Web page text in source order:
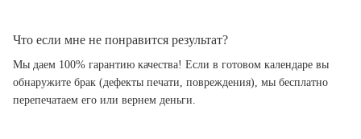
Что если мне не понравится результат?
Мы даем 100% гарантию качества! Если в готовом календаре вы
обнаружите брак (дефекты печати, повреждения), мы бесплатно
перепечатаем его или вернем деньги.